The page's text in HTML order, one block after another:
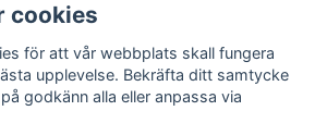
cookies
för att vår webbplats skall fungera
upplevelse. Bekräfta ditt samtycke
godkänn alla eller anpassa via